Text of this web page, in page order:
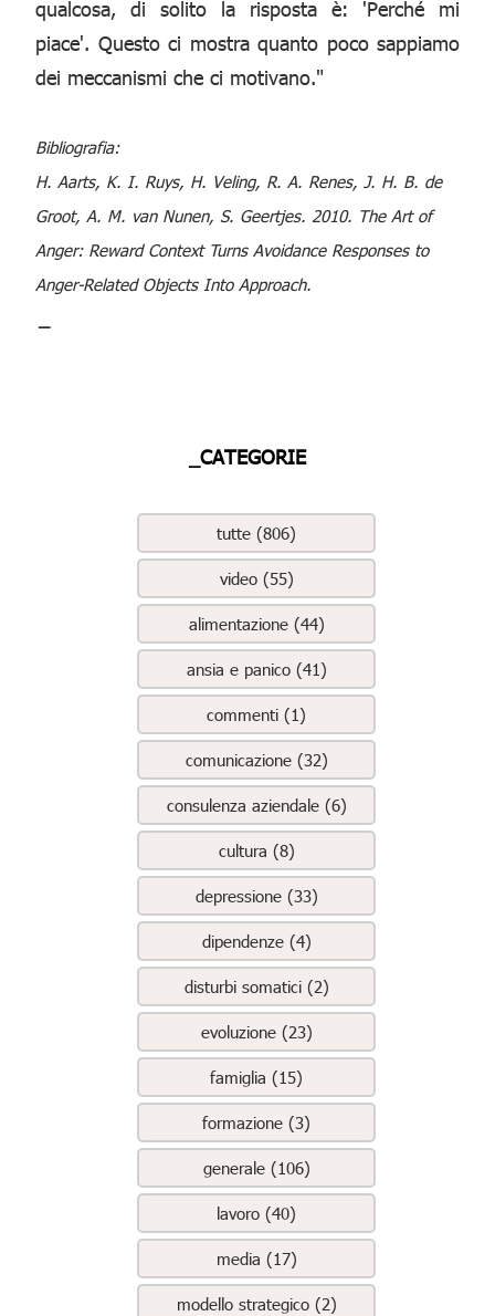
qualcosa, di solito la risposta è: 'Perché mi
piace'. Questo ci mostra quanto poco sappiamo
dei meccanismi che ci motivano."
Bibliografia:
H. Aarts, K. I. Ruys, H. Veling, R. A. Renes, J. H. B. de
Groot, A. M. van Nunen, S. Geertjes. 2010. The Art of
Anger: Reward Context Turns Avoidance Responses to
Anger-Related Objects Into Approach.
_CATEGORIE
tutte (806)
video (55)
alimentazione (44)
ansia e panico (41)
commenti (1)
comunicazione (32)
consulenza aziendale (6)
cultura (8)
depressione (33)
dipendenze (4)
disturbi somatici (2)
evoluzione (23)
famiglia (15)
formazione (3)
generale (106)
lavoro (40)
media (17)
modello strategico (2)